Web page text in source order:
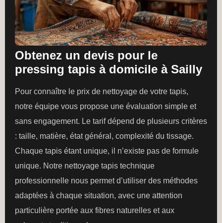
Obtenez un devis pour le
pressing tapis à domicile à Sailly
Pour connaître le prix de nettoyage de votre tapis,
notre équipe vous propose une évaluation simple et
sans engagement. Le tarif dépend de plusieurs critères
: taille, matière, état général, complexité du tissage.
Chaque tapis étant unique, il n’existe pas de formule
unique. Notre nettoyage tapis technique
professionnelle nous permet d’utiliser des méthodes
adaptées à chaque situation, avec une attention
particulière portée aux fibres naturelles et aux